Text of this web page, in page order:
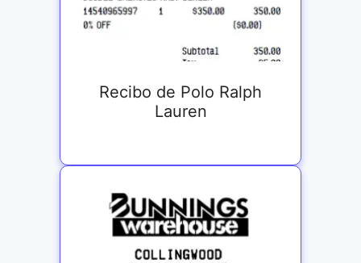
Recibo de Polo Ralph
Lauren